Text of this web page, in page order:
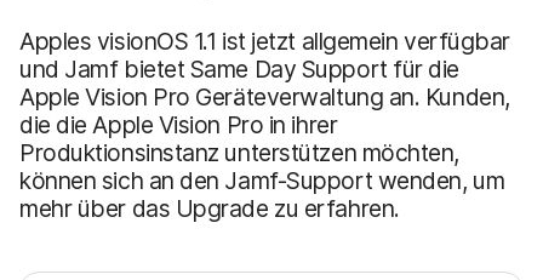
Apples visionOS 1.1 ist jetzt allgemein verfügbar
und Jamf bietet Same Day Support für die
Apple Vision Pro Geräteverwaltung an. Kunden,
die die Apple Vision Pro in ihrer
Produktionsinstanz unterstützen möchten,
können sich an den Jamf-Support wenden, um
mehr über das Upgrade zu erfahren.